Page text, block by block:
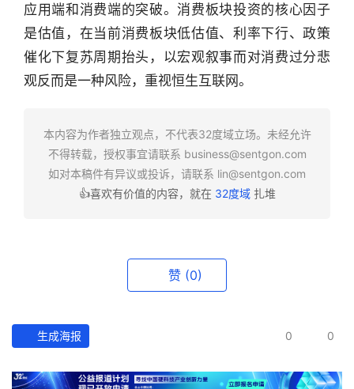
行
业
经
应用端和消费端的突破。消费板块投资的核心因子
是估值，在当前消费板块低估值、利率下行、政策
催化下复苏周期抬头，以宏观叙事而对消费过分悲
观反而是一种风险，重视恒生互联网。
本内容为作者独立观点，不代表32度域立场。未经允许
不得转载，授权事宜请联系 business@sentgon.com
如对本稿件有异议或投诉，请联系 lin@sentgon.com
👍喜欢有价值的内容，就在 32度域扎堆
赞 (0)
生成海报 0 0